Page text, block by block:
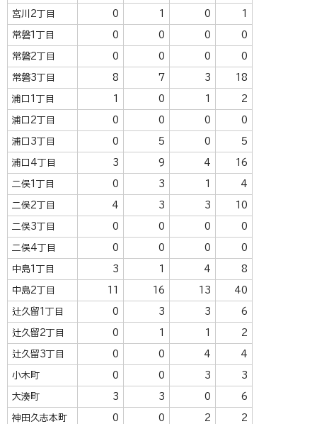
宮川2丁目 0 0
常磐1丁目 0 0 0 0
常磐2丁目 0 0 0 0
常磐3丁目 8 7 3 18
浦口1丁目 0 2
浦口2丁目 0 0 0 0
浦口3丁目 0 5 0 5
浦口4丁目 3 9 4 16
二俣1丁目 0 3 4
二俣2丁目 4 3 3 10
二俣3丁目 0 0 0 0
二俣4丁目 0 0 0 0
中島1丁目 3 4 8
中島2丁目 16 13 40
辻久留1丁目 0 3 3 6
辻久留2丁目 0 2
辻久留3丁目 0 0 4 4
小木町 0 0 3 3
大湊町 3 3 0 6
神田久志本町 0 0 2 2